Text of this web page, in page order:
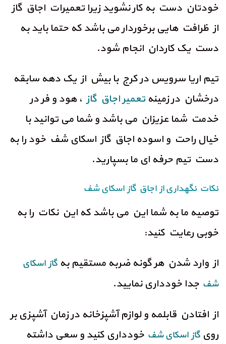
خودتان دست به کار نشوید زیرا تعمیرات اجاق گاز
از ظرافت هایی برخوردار می باشد که حتما باید به
دست یک کاردان انجام شود.
تیم اریا سرویس در کرج با بیش از یک دهه سابقه
درخشان در زمینه تعمیر اجاق گاز ، هود و فر در
خدمت شما عزیزان می باشد و شما می توانید با
خیال راحت و اسوده اجاق گاز اسکای شف خود را به
دست تیم حرفه ای ما بسپارید.
نکات نگهداری از اجاق گاز اسکای شف
توصیه ما به شما این می باشد که این نکات را به
خوبی رعایت کنید:
از وارد شدن هر گونه ضربه مستقیم به گاز اسکای
شف جدا خودداری نمایید.
از افتادن قابلمه و لوازم آشپزخانه در زمان آشپزی بر
روی گاز اسکای شف خودداری کنید و سعی داشته